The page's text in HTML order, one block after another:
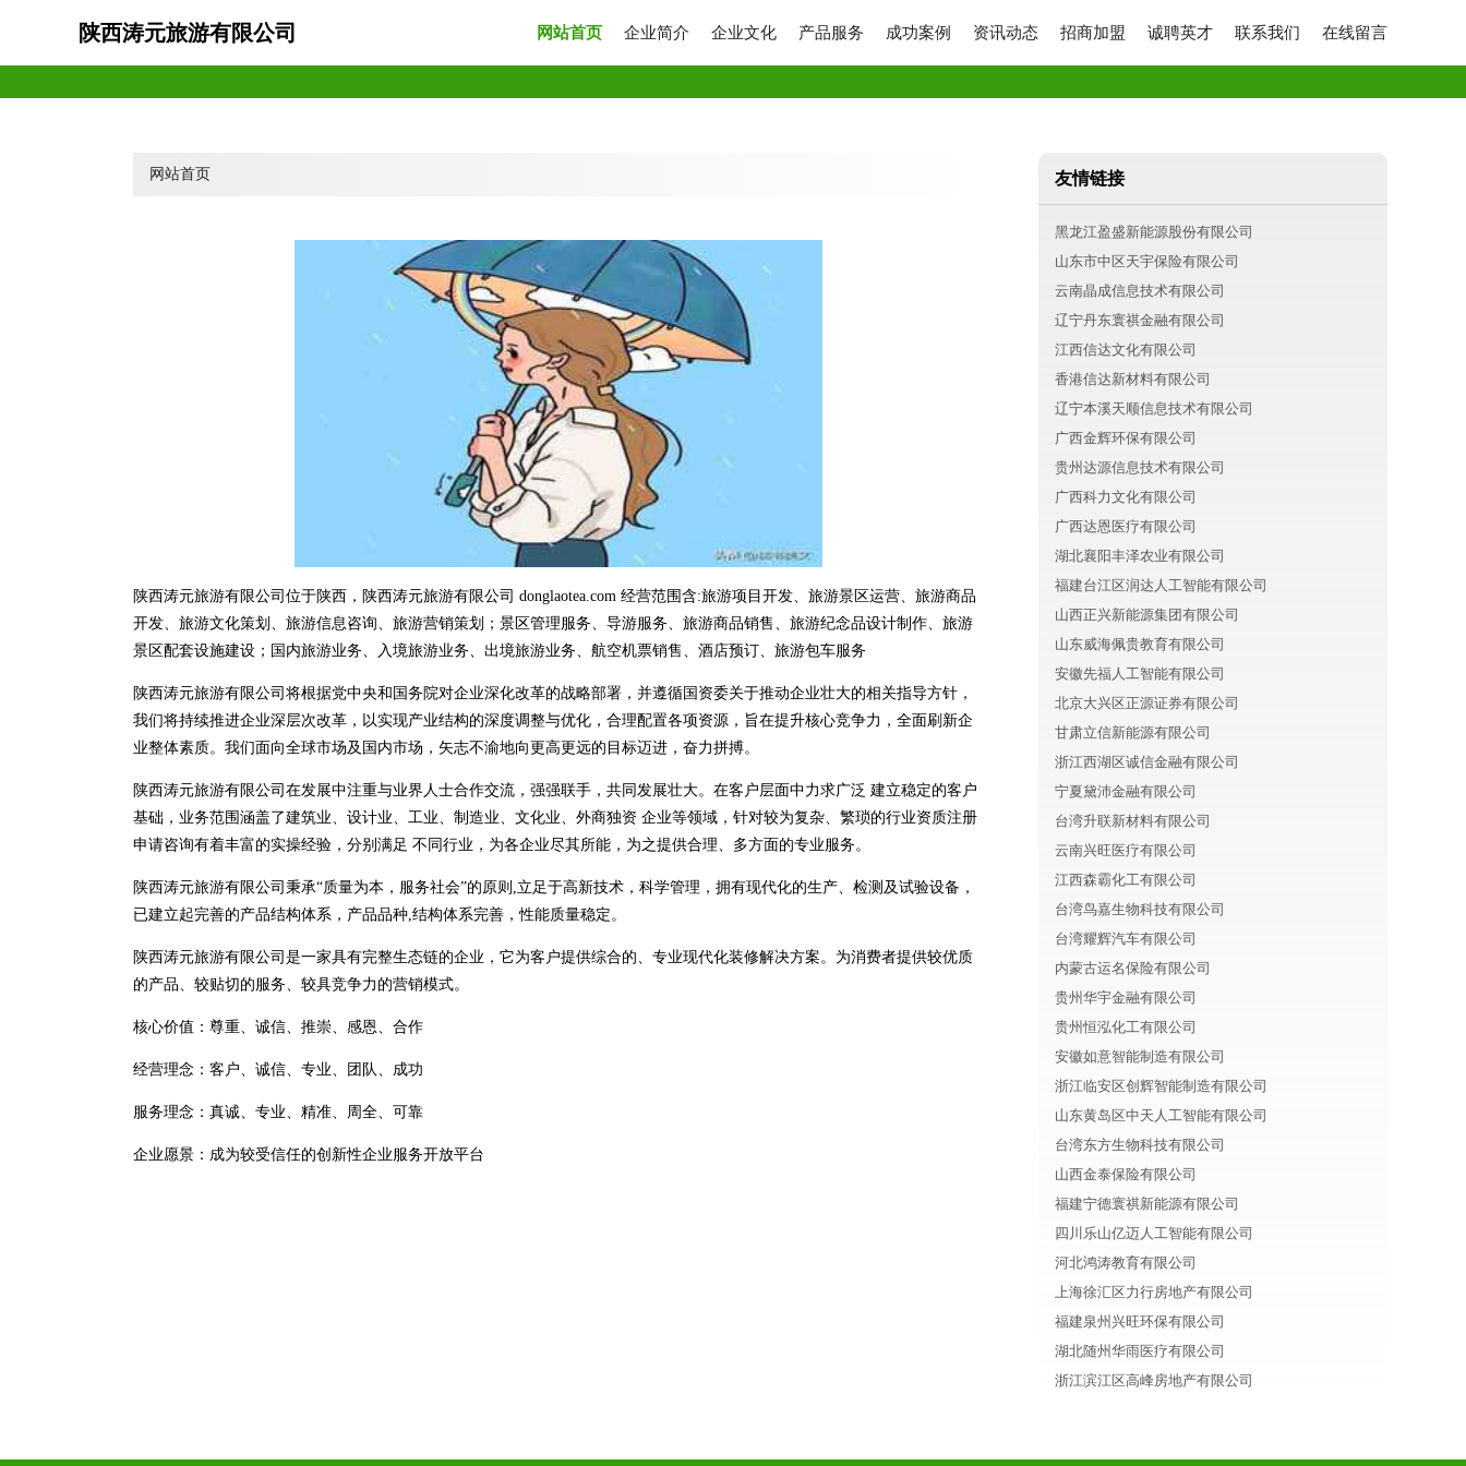
陕西涛元旅游有限公司 网站首页 企业简介 企业文化 产品服务 成功案例 资讯动态 招商加盟 诚聘英才 联系我们 在线留言
网站首页
陕西涛元旅游有限公司位于陕西，陕西涛元旅游有限公司 donglaotea.com 经营范围含:旅游项目开发、旅游景区运营、旅游商品
开发、旅游文化策划、旅游信息咨询、旅游营销策划；景区管理服务、导游服务、旅游商品销售、旅游纪念品设计制作、旅游
景区配套设施建设；国内旅游业务、入境旅游业务、出境旅游业务、航空机票销售、酒店预订、旅游包车服务
陕西涛元旅游有限公司将根据党中央和国务院对企业深化改革的战略部署，并遵循国资委关于推动企业壮大的相关指导方针，
我们将持续推进企业深层次改革，以实现产业结构的深度调整与优化，合理配置各项资源，旨在提升核心竞争力，全面刷新企
业整体素质。我们面向全球市场及国内市场，矢志不渝地向更高更远的目标迈进，奋力拼搏。
陕西涛元旅游有限公司在发展中注重与业界人士合作交流，强强联手，共同发展壮大。在客户层面中力求广泛 建立稳定的客户
基础，业务范围涵盖了建筑业、设计业、工业、制造业、文化业、外商独资 企业等领域，针对较为复杂、繁琐的行业资质注册
申请咨询有着丰富的实操经验，分别满足 不同行业，为各企业尽其所能，为之提供合理、多方面的专业服务。
陕西涛元旅游有限公司秉承“质量为本，服务社会”的原则,立足于高新技术，科学管理，拥有现代化的生产、检测及试验设备，
已建立起完善的产品结构体系，产品品种,结构体系完善，性能质量稳定。
陕西涛元旅游有限公司是一家具有完整生态链的企业，它为客户提供综合的、专业现代化装修解决方案。为消费者提供较优质
的产品、较贴切的服务、较具竞争力的营销模式。
核心价值：尊重、诚信、推崇、感恩、合作
经营理念：客户、诚信、专业、团队、成功
服务理念：真诚、专业、精准、周全、可靠
企业愿景：成为较受信任的创新性企业服务开放平台
友情链接
黑龙江盈盛新能源股份有限公司
山东市中区天宇保险有限公司
云南晶成信息技术有限公司
辽宁丹东寰祺金融有限公司
江西信达文化有限公司
香港信达新材料有限公司
辽宁本溪天顺信息技术有限公司
广西金辉环保有限公司
贵州达源信息技术有限公司
广西科力文化有限公司
广西达恩医疗有限公司
湖北襄阳丰泽农业有限公司
福建台江区润达人工智能有限公司
山西正兴新能源集团有限公司
山东威海佩贵教育有限公司
安徽先福人工智能有限公司
北京大兴区正源证券有限公司
甘肃立信新能源有限公司
浙江西湖区诚信金融有限公司
宁夏黛沛金融有限公司
台湾升联新材料有限公司
云南兴旺医疗有限公司
江西森霸化工有限公司
台湾鸟嘉生物科技有限公司
台湾耀辉汽车有限公司
内蒙古运名保险有限公司
贵州华宇金融有限公司
贵州恒泓化工有限公司
安徽如意智能制造有限公司
浙江临安区创辉智能制造有限公司
山东黄岛区中天人工智能有限公司
台湾东方生物科技有限公司
山西金泰保险有限公司
福建宁德寰祺新能源有限公司
四川乐山亿迈人工智能有限公司
河北鸿涛教育有限公司
上海徐汇区力行房地产有限公司
福建泉州兴旺环保有限公司
湖北随州华雨医疗有限公司
浙江滨江区高峰房地产有限公司